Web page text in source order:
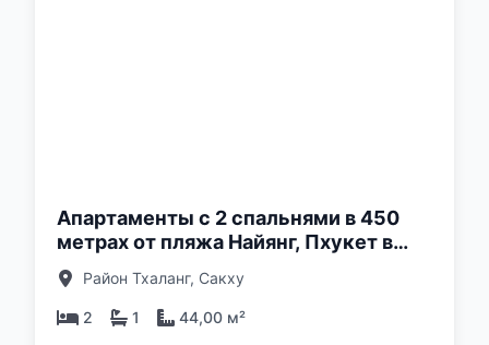
Апартаменты с 2 спальнями в 450
метрах от пляжа Найянг, Пхукет в
комплексе The Olive
Район Тхаланг, Сакху
2 1 44,00 м²